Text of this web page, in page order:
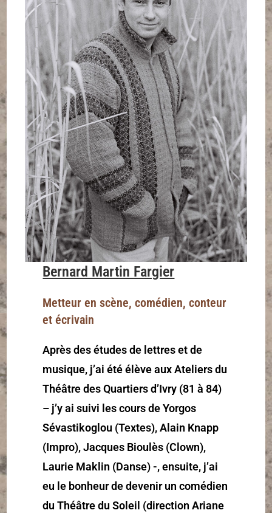
Bernard Martin Fargier
Metteur en scène, comédien, conteur
et écrivain
Après des études de lettres et de
musique, j’ai été élève aux Ateliers du
Théâtre des Quartiers d’Ivry (81 à 84)
– j’y ai suivi les cours de Yorgos
Sévastikoglou (Textes), Alain Knapp
(Impro), Jacques Bioulès (Clown),
Laurie Maklin (Danse) -, ensuite, j’ai
eu le bonheur de devenir un comédien
du Théâtre du Soleil (direction Ariane